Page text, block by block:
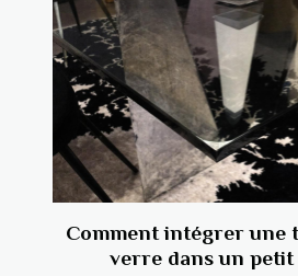
Comment intégrer une
verre dans un petit